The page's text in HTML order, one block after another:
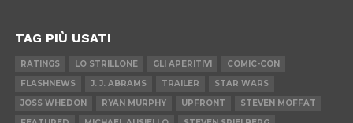
TAG PIÙ USATI
RATINGS LO STRILLONE GLI APERITIVI
COMIC-CON
FLASHNEWS
J. J. ABRAMS TRAILER
STAR WARS
JOSS WHEDON
RYAN MURPHY UPFRONT
STEVEN MOFFAT